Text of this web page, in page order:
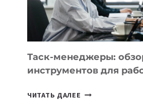
ИНТЕЛЛЕКТУ
Таск-менеджеры:
инструментов для
ЧИТАТЬ ДАЛЕЕ ТАСК-